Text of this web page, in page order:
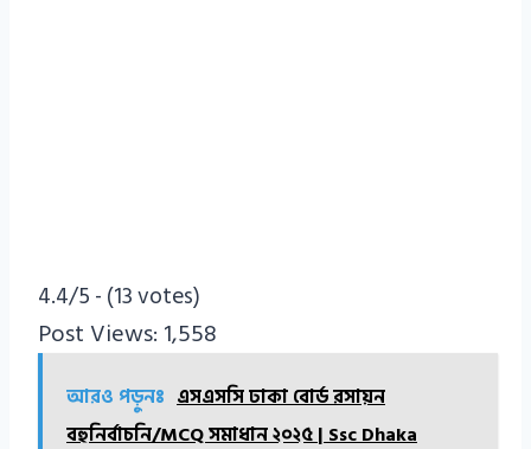
4.4/5 - (13 votes)
Post Views: 1,558
আরও পড়ুনঃ এসএসসি ঢাকা বোর্ড রসায়ন
বহুনির্বাচনি/MCQ সমাধান ২০২৫ | Ssc Dhaka